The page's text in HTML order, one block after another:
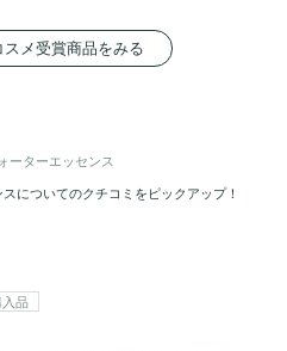
和性が高く、肌によくなじみま
ラナステロールス(保湿)配合
。
メ受賞商品をみる
ーターエッセンス
についてのクチコミをピックアップ！
入品